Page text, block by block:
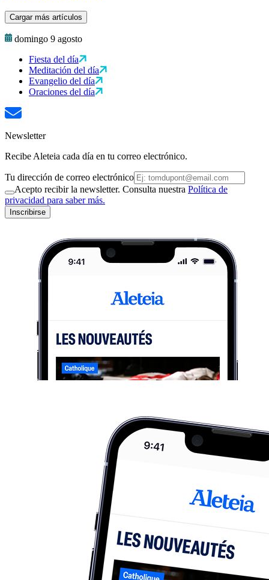
Cargar más artículos
domingo 9 agosto
Fiesta del día
Meditación del día
Evangelio del día
Oraciones del día
Newsletter
Recibe Aleteia cada día en tu correo electrónico.
Tu dirección de correo electrónico
Acepto recibir la newsletter. Consulta nuestra Política de
privacidad para saber más.
Inscribirse